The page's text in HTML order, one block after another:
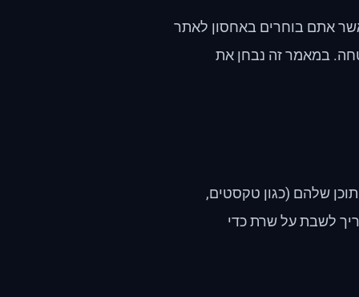
אתם בוחרים באחסון לאתר
במאמר זה נבחן את
שלהם (כגון טקסטים,
לשבת על שרת כדי